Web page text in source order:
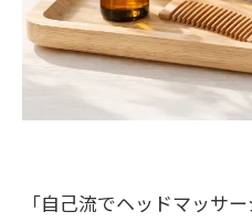
「自己流でヘッドマッサ